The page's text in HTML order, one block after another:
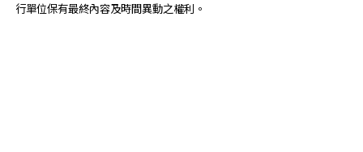
行單位保有最終內容及時間異動之權利。